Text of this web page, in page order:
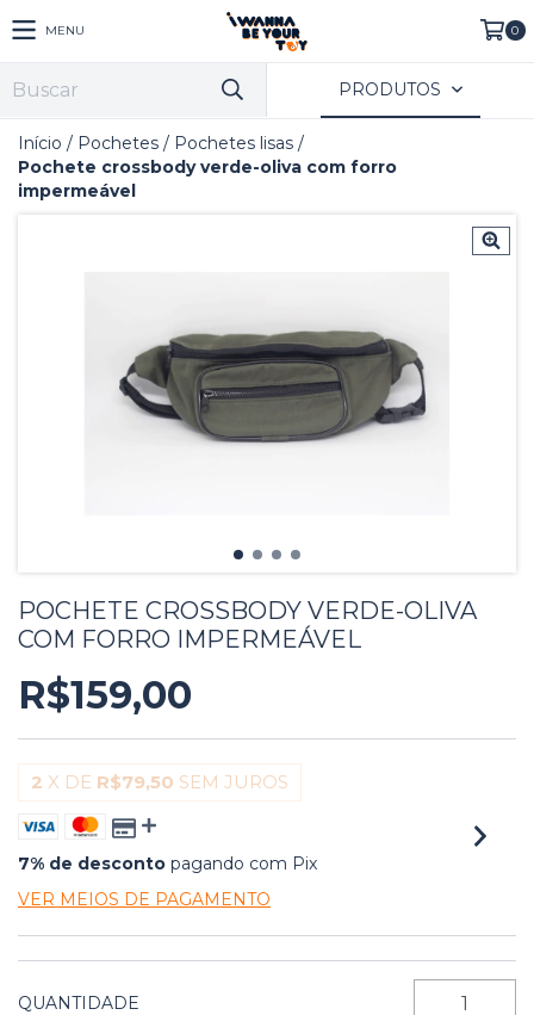
MENU 0
PRODUTOS
Início / Pochetes / Pochetes lisas /
Pochete crossbody verde-oliva com forro
impermeável
POCHETE CROSSBODY VERDE-OLIVA
COM FORRO IMPERMEÁVEL
R$159,00
2 X DE R$79,50 SEM JUROS
7% de desconto pagando com Pix
VER MEIOS DE PAGAMENTO
QUANTIDADE